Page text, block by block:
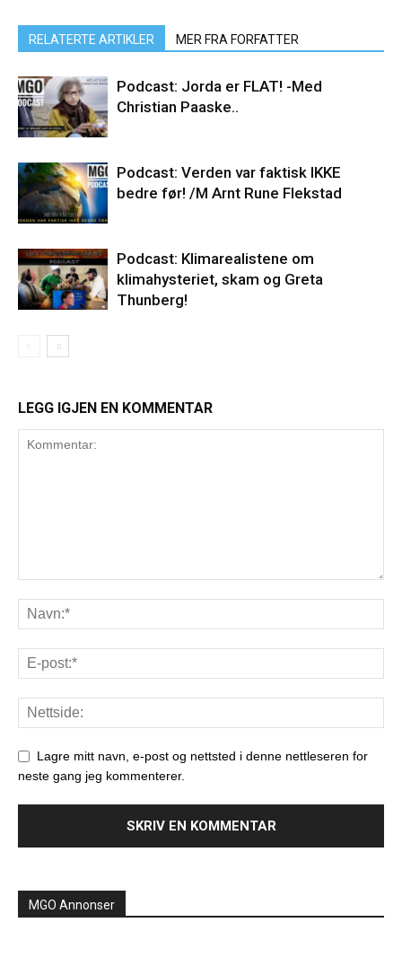
RELATERTE ARTIKLER MER FRA FORFATTER
Podcast: Jorda er FLAT! -Med
Christian Paaske..
Podcast: Verden var faktisk IKKE
bedre før! /M Arnt Rune Flekstad
Podcast: Klimarealistene om
klimahysteriet, skam og Greta
Thunberg!
LEGG IGJEN EN KOMMENTAR
Lagre mitt navn, e-post og nettsted i denne nettleseren for
neste gang jeg kommenterer.
MGO Annonser